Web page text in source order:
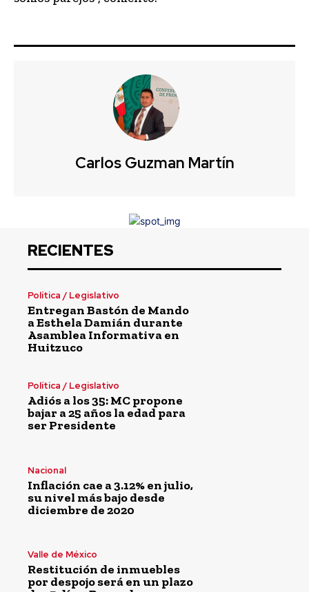
Carlos Guzman Martín
RECIENTES
Política / Legislativo
Entregan Bastón de Mando
a Esthela Damián durante
Asamblea Informativa en
Huitzuco
Política / Legislativo
Adiós a los 35: MC propone
bajar a 25 años la edad para
ser Presidente
Nacional
Inflación cae a 3.12% en julio,
su nivel más bajo desde
diciembre de 2020
Valle de México
Restitución de inmuebles
por despojo será en un plazo